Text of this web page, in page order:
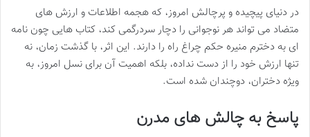
در دنیای پیچیده و پرچالش امروز، که هجمه اطلاعات و ارزش های
متضاد می تواند هر نوجوانی را دچار سردرگمی کند، کتاب هایی چون نامه
ای به دخترم منیره حکم چراغ راه را دارند. این اثر، با گذشت زمان، نه
تنها ارزش خود را از دست نداده، بلکه اهمیت آن برای نسل امروز، به
ویژه دختران، دوچندان شده است.
پاسخ به چالش های مدرن